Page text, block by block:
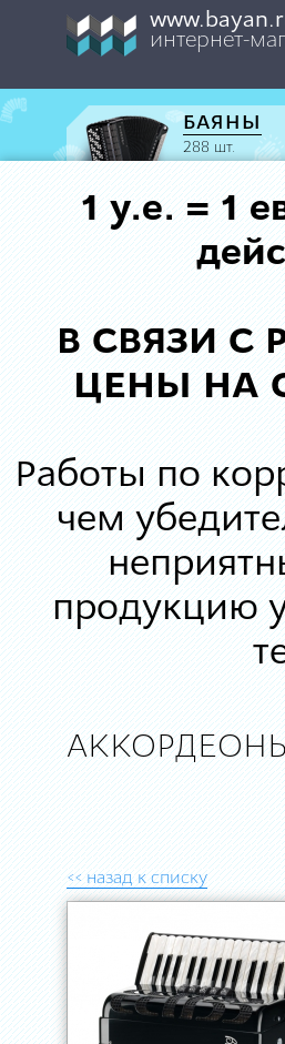
интернет-
БАЯНЫ
288 шт.
1 у.е. = 1
В СВЯЗИ С
ЦЕНЫ НА
Работы по
чем
продукцию
<< назад к списку